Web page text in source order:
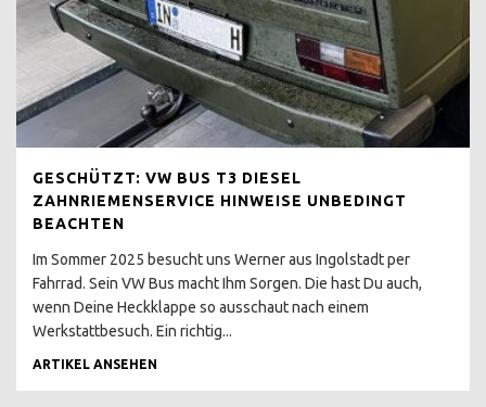
T3 BRETTERSHUTTEL
T3 DOKA SYNCRO
BEACHHOUSE
KOCHEN AM VW BUS
ZUPARKEN FESTIVAL
KOCHEN AM VW BUS
PANGEA FESTIVAL
EASTCOASTRUN
FARBGEBUNG PER ROLLE
GESCHÜTZT: VW BUS T3 DIESEL
ZAHNRIEMENSERVICE HINWEISE UNBEDINGT
BEACHTEN
Im Sommer 2025 besucht uns Werner aus Ingolstadt per
Fahrrad. Sein VW Bus macht Ihm Sorgen. Die hast Du auch,
wenn Deine Heckklappe so ausschaut nach einem
Werkstattbesuch. Ein richtig...
ARTIKEL ANSEHEN